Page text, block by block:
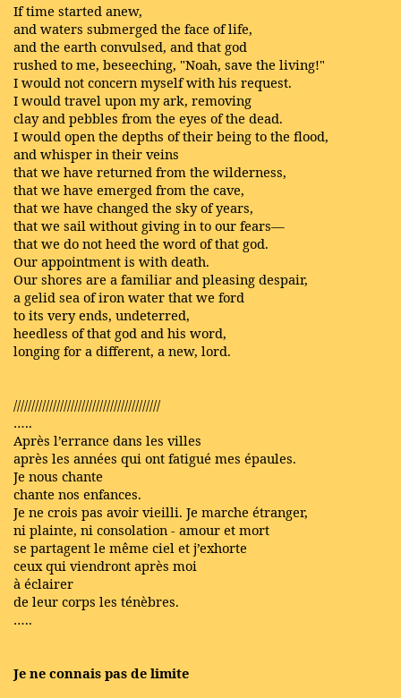
If time started anew,
and waters submerged the face of life,
and the earth convulsed, and that god
rushed to me, beseeching, "Noah, save the living!"
I would not concern myself with his request.
I would travel upon my ark, removing
clay and pebbles from the eyes of the dead.
I would open the depths of their being to the flood,
and whisper in their veins
that we have returned from the wilderness,
that we have emerged from the cave,
that we have changed the sky of years,
that we sail without giving in to our fears—
that we do not heed the word of that god.
Our appointment is with death.
Our shores are a familiar and pleasing despair,
a gelid sea of iron water that we ford
to its very ends, undeterred,
heedless of that god and his word,
longing for a different, a new, lord.
/////////////////////////////////////////
…..
Après l’errance dans les villes
après les années qui ont fatigué mes épaules.
Je nous chante
chante nos enfances.
Je ne crois pas avoir vieilli. Je marche étranger,
ni plainte, ni consolation - amour et mort
se partagent le même ciel et j’exhorte
ceux qui viendront après moi
à éclairer
de leur corps les ténèbres.
…..
Je ne connais pas de limite